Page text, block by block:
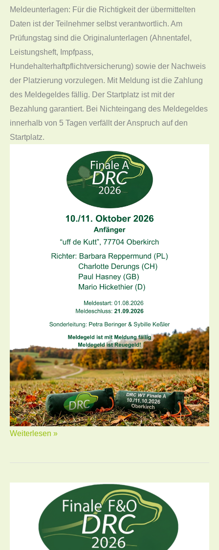
Meldeunterlagen: Für die Richtigkeit der übermittelten
Daten ist der Teilnehmer selbst verantwortlich. Am
Prüfungstag sind die Originalunterlagen (Ahnentafel,
Leistungsheft, Impfpass,
Hundehalterhaftpflichtversicherung) sowie der Nachweis
der Platzierung vorzulegen. Mit Meldung ist die Zahlung
des Meldegeldes fällig. Der Startplatz ist mit der
Bezahlung garantiert. Bei Nichteingang des Meldegeldes
innerhalb von 5 Tagen verfällt der Anspruch auf den
Startplatz.
Weiterlesen »
Fortgeschrittene